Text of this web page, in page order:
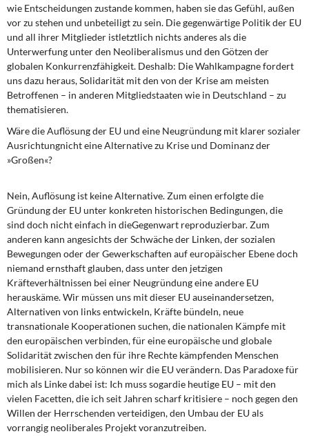
wie Entscheidungen zustande kommen, haben sie das Gefühl, außen
vor zu stehen und unbeteiligt zu sein. Die gegenwärtige Politik der EU
und all ihrer Mitglieder istletztlich nichts anderes als die
Unterwerfung unter den Neoliberalismus und den Götzen der
globalen Konkurrenzfähigkeit. Deshalb: Die Wahlkampagne fordert
uns dazu heraus, Solidarität mit den von der Krise am meisten
Betroffenen – in anderen Mitgliedstaaten wie in Deutschland – zu
thematisieren.
Wäre die Auflösung der EU und eine Neugründung mit klarer sozialer
Ausrichtungnicht eine Alternative zu Krise und Dominanz der
»Großen«?
Nein, Auflösung ist keine Alternative. Zum einen erfolgte die
Gründung der EU unter konkreten historischen Bedingungen, die
sind doch nicht einfach in dieGegenwart reproduzierbar. Zum
anderen kann angesichts der Schwäche der Linken, der sozialen
Bewegungen oder der Gewerkschaften auf europäischer Ebene doch
niemand ernsthaft glauben, dass unter den jetzigen
Kräfteverhältnissen bei einer Neugründung eine andere EU
herauskäme. Wir müssen uns mit dieser EU auseinandersetzen,
Alternativen von links entwickeln, Kräfte bündeln, neue
transnationale Kooperationen suchen, die nationalen Kämpfe mit
den europäischen verbinden, für eine europäische und globale
Solidarität zwischen den für ihre Rechte kämpfenden Menschen
mobilisieren. Nur so können wir die EU verändern. Das Paradoxe für
mich als Linke dabei ist: Ich muss sogardie heutige EU – mit den
vielen Facetten, die ich seit Jahren scharf kritisiere – noch gegen den
Willen der Herrschenden verteidigen, den Umbau der EU als
vorrangig neoliberales Projekt voranzutreiben.